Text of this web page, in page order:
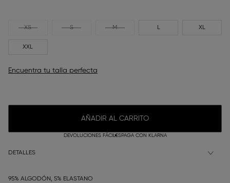
XS S M L XL
XXL
Encuentra tu talla perfecta
AÑADIR AL CARRITO
DEVOLUCIONES FÁCILESPAGA CON KLARNA
DETALLES
95% ALGODÓN, 5% ELASTANO